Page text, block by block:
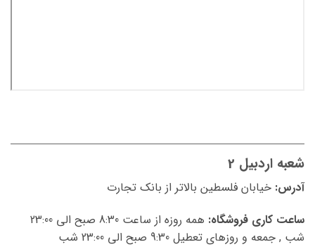
شعبه اردبیل 2
آدرس: خیابان فلسطین بالاتر از بانک تجارت
ساعت کاری فروشگاه:
همه روزه از ساعت 8:30 صبح الی 23:00
شب , جمعه و روزهای تعطیل 9:30 صبح الی 23:00 شب